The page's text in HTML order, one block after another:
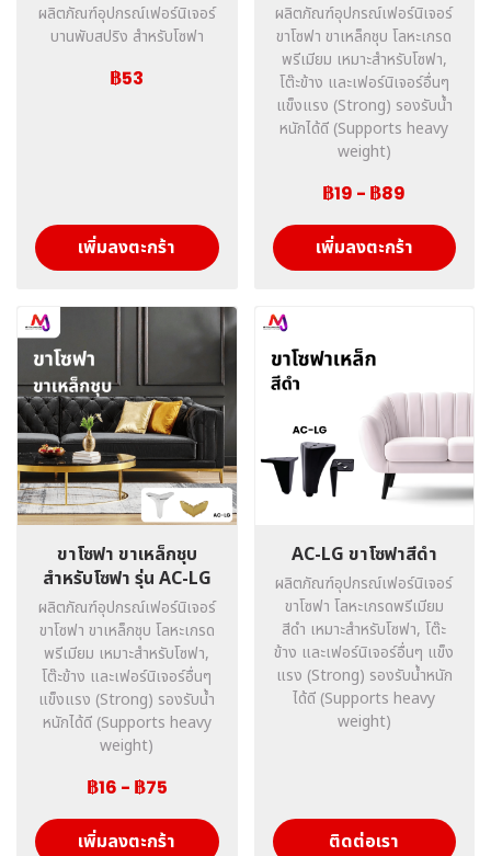
ผลิตภัณฑ์อุปกรณ์เฟอร์นิเจอร์
บานพับสปริง สำหรับโซฟา
฿53
เพิ่มลงตะกร้า
ผลิตภัณฑ์อุปกรณ์เฟอร์นิเจอร์
ขาโซฟา ขาเหล็กชุบ โลหะเกรด
พรีเมียม เหมาะสำหรับโซฟา,
โต๊ะข้าง และเฟอร์นิเจอร์อื่นๆ
แข็งแรง (Strong) รองรับน้ำ
หนักได้ดี (Supports heavy
weight)
฿19 - ฿89
เพิ่มลงตะกร้า
ขาโซฟา ขาเหล็กชุบ
สำหรับโซฟา รุ่น AC-LG
ผลิตภัณฑ์อุปกรณ์เฟอร์นิเจอร์
ขาโซฟา ขาเหล็กชุบ โลหะเกรด
พรีเมียม เหมาะสำหรับโซฟา,
โต๊ะข้าง และเฟอร์นิเจอร์อื่นๆ
แข็งแรง (Strong) รองรับน้ำ
หนักได้ดี (Supports heavy
weight)
฿16 - ฿75
เพิ่มลงตะกร้า
AC-LG ขาโซฟาสีดำ
ผลิตภัณฑ์อุปกรณ์เฟอร์นิเจอร์
ขาโซฟา โลหะเกรดพรีเมียม
สีดำ เหมาะสำหรับโซฟา, โต๊ะ
ข้าง และเฟอร์นิเจอร์อื่นๆ แข็ง
แรง (Strong) รองรับน้ำหนัก
ได้ดี (Supports heavy
weight)
ติดต่อเรา